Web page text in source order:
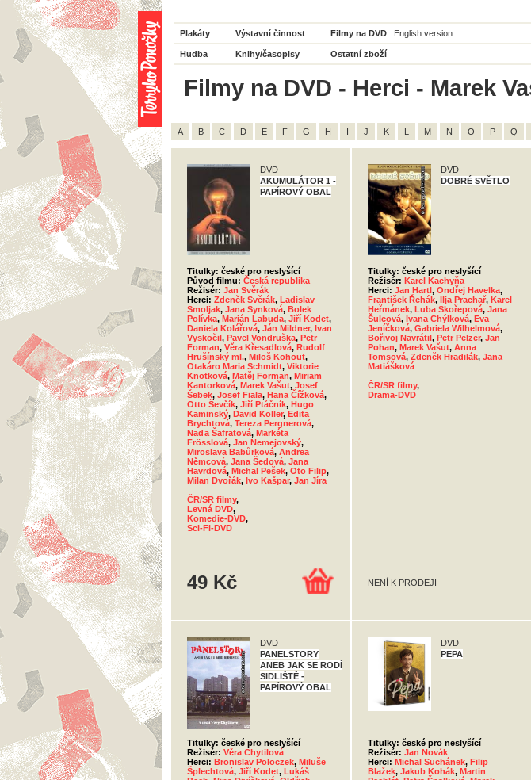
Plakáty Výstavní činnost Filmy na DVD English version
Hudba Knihy/časopisy Ostatní zboží
Filmy na DVD - Herci - Marek
A B C D E F G H I J K L M N O P Q
DVD
AKUMULÁTOR 1 -
PAPÍROVÝ OBAL
Titulky: české pro neslyšící
Původ filmu: Česká republika
Režisér: Jan Svěrák
Herci: Zdeněk Svěrák, Ladislav
Smoljak, Jana Synková, Bolek
Polívka, Marián Labuda, Jiří Kodet,
Daniela Kolářová, Ján Mildner, Ivan
Vyskočil, Pavel Vondruška, Petr
Forman, Věra Křesadlová, Rudolf
Hrušínský ml., Miloš Kohout,
Otakáro Maria Schmidt, Viktorie
Knotková, Matěj Forman, Miriam
Kantorková, Marek Vašut, Josef
Šebek, Josef Fiala, Hana Čížková,
Otto Ševčík, Jiří Ptáčník, Hugo
Kaminský, David Koller, Edita
Brychtová, Tereza Pergnerová,
Naďa Šafratová, Markéta
Frösslová, Jan Nemejovský,
Miroslava Babůrková, Andrea
Němcová, Jana Šedová, Jana
Havrdová, Michal Pešek, Oto Filip,
Milan Dvořák, Ivo Kašpar, Jan Jíra
ČR/SR filmy,
Levná DVD,
Komedie-DVD,
Sci-Fi-DVD
49 Kč
DVD
DOBRÉ SVĚTLO
Titulky: české pro neslyšící
Režisér: Karel Kachyňa
Herci: Jan Hartl, Ondřej Havelka,
František Řehák, Ilja Prachař, Karel
Heřmánek, Luba Skořepová, Jana
Šulcová, Ivana Chýlková, Eva
Jeníčková, Gabriela Wilhelmová,
Bořivoj Navrátil, Petr Pelzer, Jan
Pohan, Marek Vašut, Anna
Tomsová, Zdeněk Hradilák, Jana
Matiášková
ČR/SR filmy,
Drama-DVD
NENÍ K PRODEJI
DVD
PANELSTORY
ANEB JAK SE RODÍ
SIDLIŠTĚ -
PAPÍROVÝ OBAL
Titulky: české pro neslyšící
Režisér: Věra Chytilová
Herci: Bronislav Poloczek, Miluše
Šplechtová, Jiří Kodet, Lukáš
DVD
PEPA
Titulky: české pro neslyšící
Režisér: Jan Novák
Herci: Michal Suchánek, Filip
Blažek, Jakub Kohák, Martin